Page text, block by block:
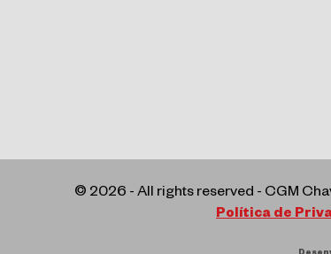
© 2026 - All rights reserved - CGM
Política de